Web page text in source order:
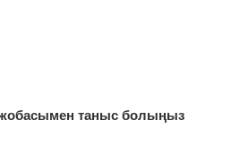
жобасымен таныс болыңыз